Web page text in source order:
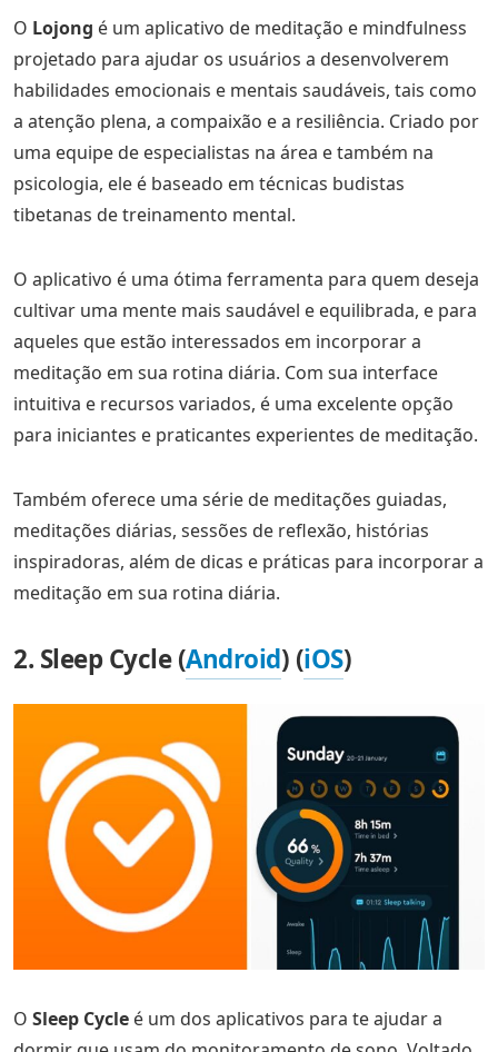
O Lojong é um aplicativo de meditação e mindfulness
projetado para ajudar os usuários a desenvolverem
habilidades emocionais e mentais saudáveis, tais como
a atenção plena, a compaixão e a resiliência. Criado por
uma equipe de especialistas na área e também na
psicologia, ele é baseado em técnicas budistas
tibetanas de treinamento mental.
O aplicativo é uma ótima ferramenta para quem deseja
cultivar uma mente mais saudável e equilibrada, e para
aqueles que estão interessados em incorporar a
meditação em sua rotina diária. Com sua interface
intuitiva e recursos variados, é uma excelente opção
para iniciantes e praticantes experientes de meditação.
Também oferece uma série de meditações guiadas,
meditações diárias, sessões de reflexão, histórias
inspiradoras, além de dicas e práticas para incorporar a
meditação em sua rotina diária.
2. Sleep Cycle (Android) (iOS)
O Sleep Cycle é um dos aplicativos para te ajudar a